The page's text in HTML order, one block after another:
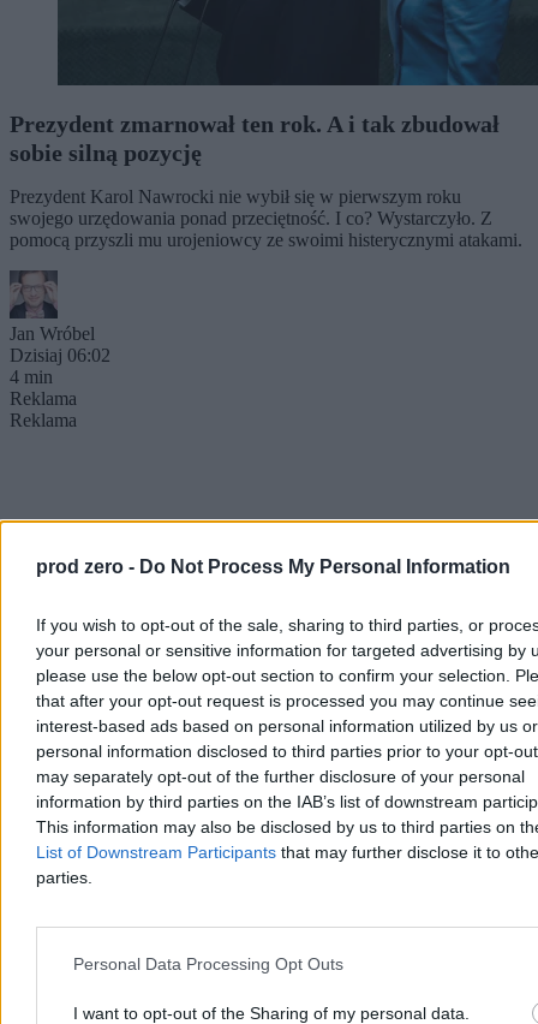
prod zero - Do Not Process My Personal Information
If you wish to opt-out of the sale, sharing to third parties, or
your personal or sensitive information for targeted advertising by
please use the below opt-out section to confirm your selection.
that after your opt-out request is processed you may continue
interest-based ads based on personal information utilized by us or
personal information disclosed to third parties prior to your opt-
may separately opt-out of the further disclosure of your personal
information by third parties on the IAB’s list of downstream
This information may also be disclosed by us to third parties on
List of Downstream Participants that may further disclose it to
parties.
Personal Data Processing Opt Outs
I want to opt-out of the Sharing of my personal data.
Prezydent zmarnował ten rok. A i tak zbudował
sobie silną pozycję
Prezydent Karol Nawrocki nie wybił się w pierwszym roku
swojego urzędowania ponad przeciętność. I co? Wystarczyło. Z
pomocą przyszli mu urojeniowcy ze swoimi histerycznymi atakami.
Jan Wróbel
Dzisiaj 06:02
4 min
Reklama
Reklama
Kraj